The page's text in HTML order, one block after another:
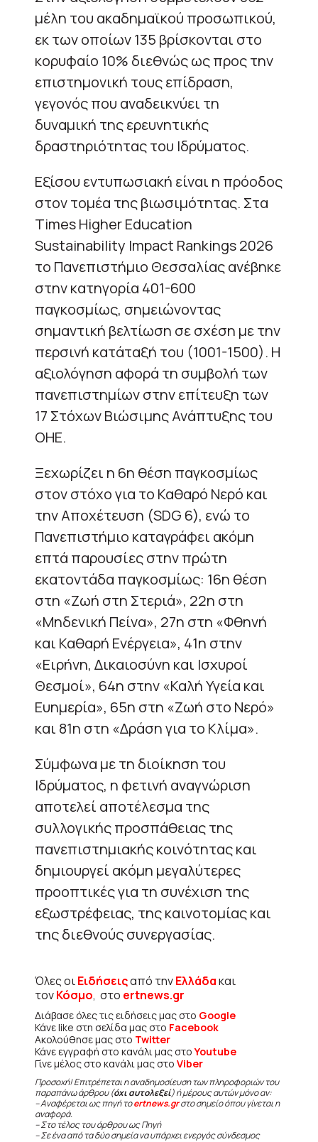
μέλη του ακαδημαϊκού προσωπικού,
εκ των οποίων 135 βρίσκονται στο
κορυφαίο 10% διεθνώς ως προς την
επιστημονική τους επίδραση,
γεγονός που αναδεικνύει τη
δυναμική της ερευνητικής
δραστηριότητας του Ιδρύματος.
Εξίσου εντυπωσιακή είναι η πρόοδος
στον τομέα της βιωσιμότητας. Στα
Times Higher Education
Sustainability Impact Rankings 2026
το Πανεπιστήμιο Θεσσαλίας ανέβηκε
στην κατηγορία 401-600
παγκοσμίως, σημειώνοντας
σημαντική βελτίωση σε σχέση με την
περσινή κατάταξή του (1001-1500). Η
αξιολόγηση αφορά τη συμβολή των
πανεπιστημίων στην επίτευξη των
17 Στόχων Βιώσιμης Ανάπτυξης του
ΟΗΕ.
Ξεχωρίζει η 6η θέση παγκοσμίως
στον στόχο για το Καθαρό Νερό και
την Αποχέτευση (SDG 6), ενώ το
Πανεπιστήμιο καταγράφει ακόμη
επτά παρουσίες στην πρώτη
εκατοντάδα παγκοσμίως: 16η θέση
στη «Ζωή στη Στεριά», 22η στη
«Μηδενική Πείνα», 27η στη «Φθηνή
και Καθαρή Ενέργεια», 41η στην
«Ειρήνη, Δικαιοσύνη και Ισχυροί
Θεσμοί», 64η στην «Καλή Υγεία και
Ευημερία», 65η στη «Ζωή στο Νερό»
και 81η στη «Δράση για το Κλίμα».
Σύμφωνα με τη διοίκηση του
Ιδρύματος, η φετινή αναγνώριση
αποτελεί αποτέλεσμα της
συλλογικής προσπάθειας της
πανεπιστημιακής κοινότητας και
δημιουργεί ακόμη μεγαλύτερες
προοπτικές για τη συνέχιση της
εξωστρέφειας, της καινοτομίας και
της διεθνούς συνεργασίας.
Όλες οιΕιδήσειςαπό τηνΕλλάδακαι
τονΚόσμο, στο ertnews.gr
Διάβασε όλες τις ειδήσεις μας στο Google
Κάνε like στη σελίδα μας στο Facebook
Ακολούθησε μας στο Twitter
Κάνε εγγραφή στο κανάλι μας στοYoutube
Γίνε μέλος στο κανάλι μας στο Viber
Προσοχή! Επιτρέπεται η αναδημοσίευση των πληροφοριών του
παραπάνω άρθρου (όχι αυτολεξεί) ή μέρους αυτών μόνο αν:
– Αναφέρεται ως πηγή τοertnews.grστο σημείο όπου γίνεται η
αναφορά.
– Στο τέλος του άρθρου ως Πηγή
– Σε ένα από τα δύο σημεία να υπάρχει ενεργός σύνδεσμος